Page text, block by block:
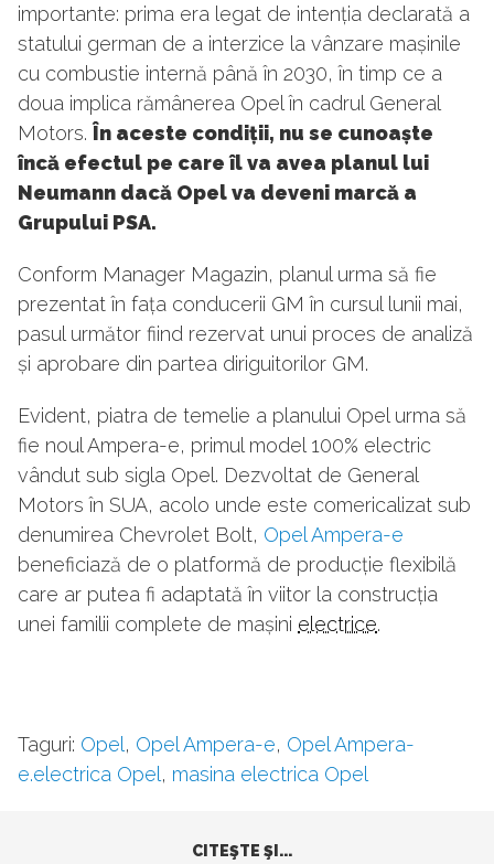
importante: prima era legat de intenția declarată a
statului german de a interzice la vânzare mașinile
cu combustie internă până în 2030, în timp ce a
doua implica rămânerea Opel în cadrul General
Motors. În aceste condiții, nu se cunoaște
încă efectul pe care îl va avea planul lui
Neumann dacă Opel va deveni marcă a
Grupului PSA.
Conform Manager Magazin, planul urma să fie
prezentat în fața conducerii GM în cursul lunii mai,
pasul următor fiind rezervat unui proces de analiză
și aprobare din partea diriguitorilor GM.
Evident, piatra de temelie a planului Opel urma să
fie noul Ampera-e, primul model 100% electric
vândut sub sigla Opel. Dezvoltat de General
Motors în SUA, acolo unde este comericalizat sub
denumirea Chevrolet Bolt, Opel Ampera-e
beneficiază de o platformă de producție flexibilă
care ar putea fi adaptată în viitor la construcția
unei familii complete de mașini electrice.
Taguri: Opel , Opel Ampera-e, Opel Ampera-
e.electrica Opel , masina electrica Opel
CITEŞTE ŞI...